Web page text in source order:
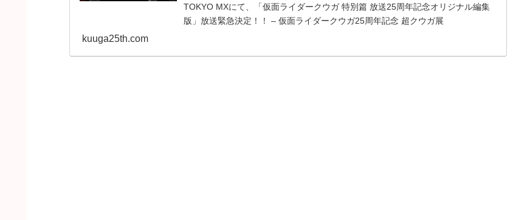
TOKYO MXにて、「仮面ライダークウガ 特別篇 放送25周年記念オリジナル編集
版」放送緊急決定！！ – 仮面ライダークウガ25周年記念 超クウガ展
kuuga25th.com